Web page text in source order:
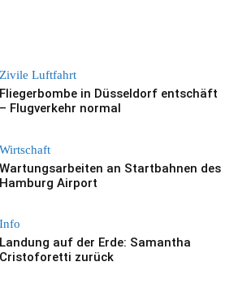
Zivile Luftfahrt
Fliegerbombe in Düsseldorf entschäft
– Flugverkehr normal
Wirtschaft
Wartungsarbeiten an Startbahnen des
Hamburg Airport
Info
Landung auf der Erde: Samantha
Cristoforetti zurück